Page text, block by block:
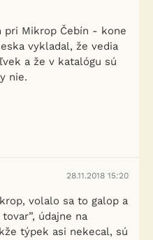
pri Mikrop Čebín - kone
vykladal, že vedia
a že v katalógu sú
nie.
28.11.2018 15:20
volalo sa to galop a
údajne na
týpek asi nekecal, sú